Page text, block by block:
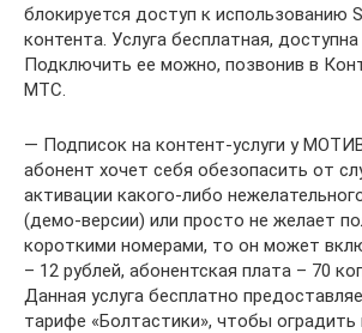
блокируется доступ к использованию
контента. Услуга бесплатная,
Подключить ее можно, позвонив в
МТС.
— Подписок на контент-услуги у
абонент хочет себя обезопасить от
активации какого-либо
(демо-версии) или просто не желает
короткими номерами, то он может
– 12 рублей, абонентская плата – 70
Данная услуга бесплатно
тарифе «Болтастики», чтобы оградить